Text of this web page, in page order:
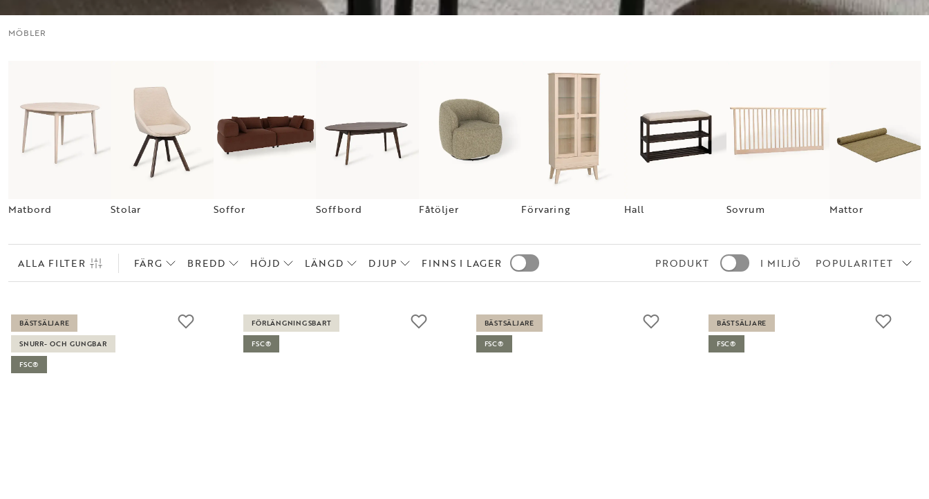
MÖBLER
Matbord Stolar Soffor Soffbord Fåtöljer Förvaring Hall Sovrum Mattor
ALLA FILTER FÄRG BREDD HÖJD LÄNGD DJUP FINNS I LAGER PRODUKT I MILJÖ POPULARITET
BÄSTSÄLJARE
SNURR- OCH GUNGBAR
FSC®
FÖRLÄNGNINGSBART
FSC®
BÄSTSÄLJARE
FSC®
BÄSTSÄLJARE
FSC®